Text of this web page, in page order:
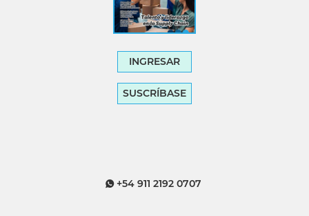
INGRESAR
SUSCRÍBASE
+54 911 2192 0707